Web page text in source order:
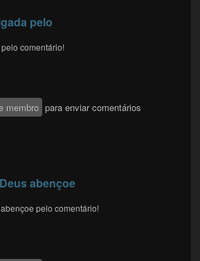
pelo
comentário!
membro para enviar comentários
abençoe
pelo comentário!